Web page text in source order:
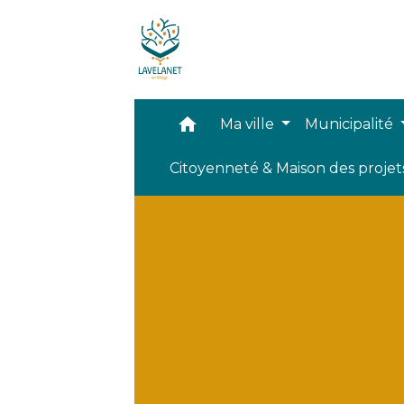
home Ma ville Municipalité
Citoyenneté & Maison des